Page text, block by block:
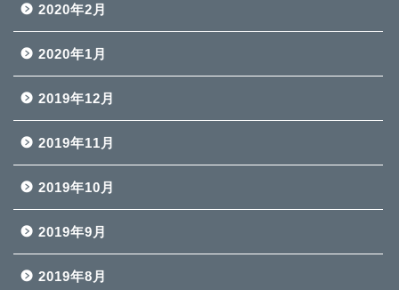
2020年2月
2020年1月
2019年12月
2019年11月
2019年10月
2019年9月
2019年8月